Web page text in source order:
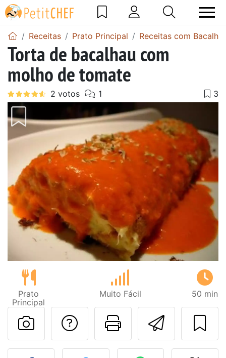
Receitas Prato Principal Receitas com
Torta de bacalhau com
molho de tomate
Prato
Principal
Muito Fácil 50 min
Imprima
Falar com o autor
Fez esta receita?